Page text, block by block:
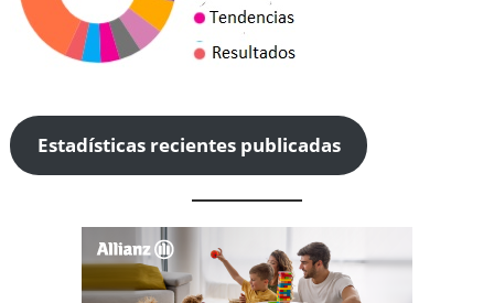
Estadísticas recientes publicadas